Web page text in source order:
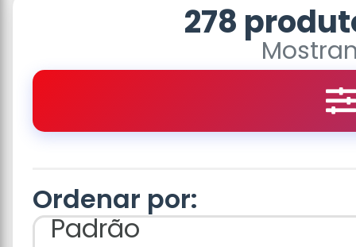
278
Ordenar por:
Padrão